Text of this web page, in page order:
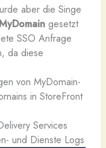
aber die Singe
gesetzt
SSO Anfrage
da diese
von MyDomain-
in StoreFront
Services
und Dienste Logs